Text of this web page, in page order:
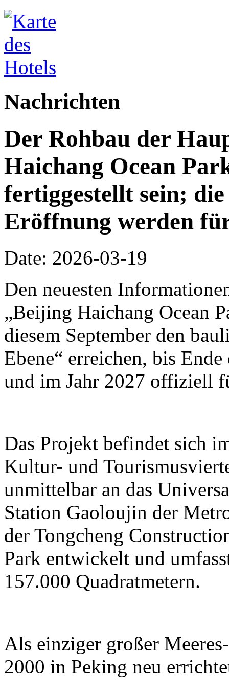
Nachrichten
Der Rohbau der
Haichang Ocean
fertiggestellt sein;
Eröffnung werden
Date: 2026-03-19
Den neuesten
„Beijing Haichang Ocean
diesem September den
Ebene“ erreichen, bis
und im Jahr 2027 offiziell
Das Projekt befindet sich
Kultur- und
unmittelbar an das
Station Gaoloujin der
der Tongcheng
Park entwickelt und
157.000 Quadratmetern.
Als einziger großer
2000 in Peking neu